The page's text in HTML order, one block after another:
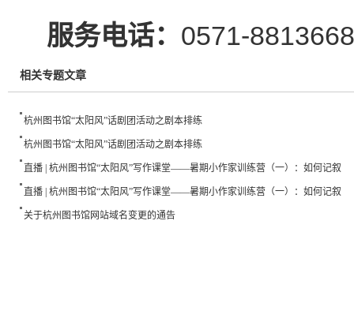
服务电话： 0571-
相关专题文章
杭州图书馆“太阳风”话剧团活动之剧本排练
杭州图书馆“太阳风”话剧团活动之剧本排练
直播 | 杭州图书馆“太阳风”写作课堂——暑期小作家训练营（一）：如何记叙
直播 | 杭州图书馆“太阳风”写作课堂——暑期小作家训练营（一）：如何记叙
关于杭州图书馆网站域名变更的通告